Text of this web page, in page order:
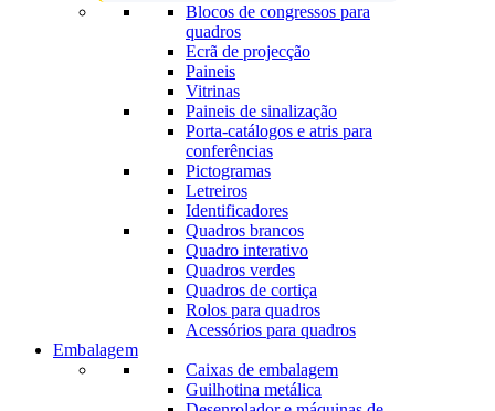
Blocos de congressos para
quadros
Ecrã de projecção
Paineis
Vitrinas
Paineis de sinalização
Porta-catálogos e atris para
conferências
Pictogramas
Letreiros
Identificadores
Quadros brancos
Quadro interativo
Quadros verdes
Quadros de cortiça
Rolos para quadros
Acessórios para quadros
Embalagem
Caixas de embalagem
Guilhotina metálica